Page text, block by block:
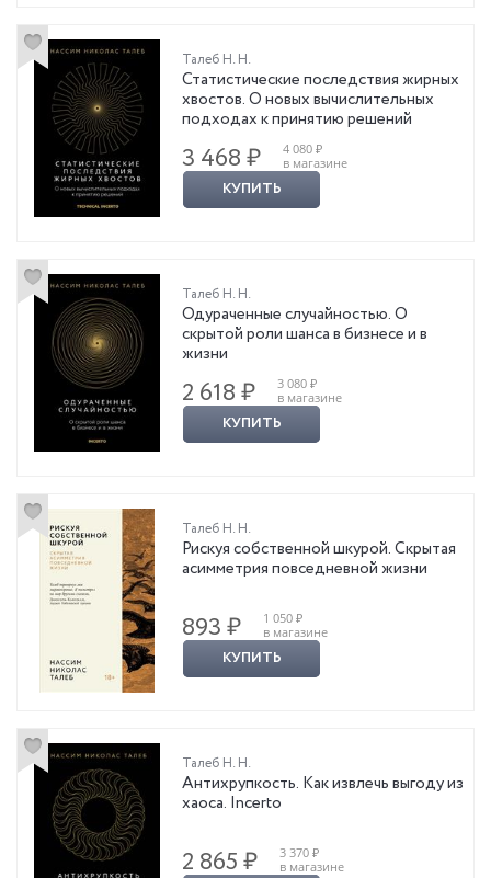
Талеб Н. Н.
Статистические последствия жирных
хвостов. О новых вычислительных
подходах к принятию решений
3 468 ₽
4 080 ₽
в магазине
КУПИТЬ
Талеб Н. Н.
Одураченные случайностью. О
скрытой роли шанса в бизнесе и в
жизни
2 618 ₽
3 080 ₽
в магазине
КУПИТЬ
Талеб Н. Н.
Рискуя собственной шкурой. Скрытая
асимметрия повседневной жизни
893 ₽
1 050 ₽
в магазине
КУПИТЬ
Талеб Н. Н.
Антихрупкость. Как извлечь выгоду из
хаоса. Incerto
2 865 ₽
3 370 ₽
в магазине